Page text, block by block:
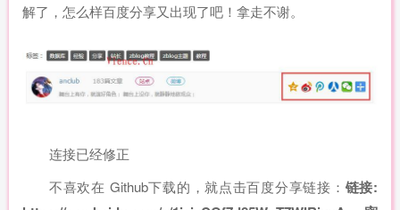
解了，怎么样百度分享又出现了吧！拿走不谢。
连接已经修正
不喜欢在 Github下载的，就点击百度分享链接： 链接: